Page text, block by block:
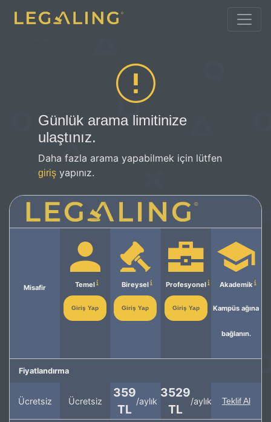
Günlük arama limitinize
ulaştınız.
Daha fazla arama yapabilmek için lütfen
giriş yapınız.
Misafir Temel
Giriş Yap
Bireysel
Giriş Yap
Profesyonel
Giriş Yap
Akademik
Kampüs ağına
bağlanın.
Fiyatlandırma
Ücretsiz Ücretsiz
359
TL
/aylık
3529
TL
/aylık Teklif Al